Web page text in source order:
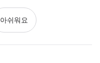
아쉬워요